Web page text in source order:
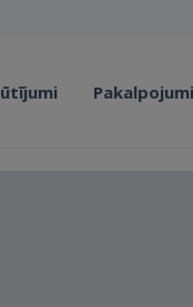
Pakalpojumi